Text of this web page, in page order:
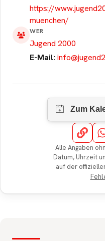
https://
muenchen/
WER
Jugend 2000
E-Mail:
Alle Angaben
Datum, Uhrzeit
auf der